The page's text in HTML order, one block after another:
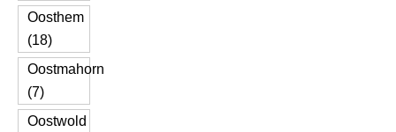
Oosthem
(18)
Oostmahorn
(7)
Oostwold